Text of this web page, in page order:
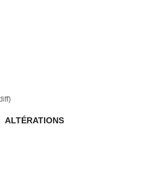
ALTÉRATIONS